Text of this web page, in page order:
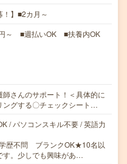
！】■2カ月～
円～ ■週払いOK ■扶養内OK
さんのサポート！＜具体的に
グする〇チェックシート…
/ パソコンスキル不要 / 英語力
歴不問 ブランクOK★10名以
す。少しでも興味があ…